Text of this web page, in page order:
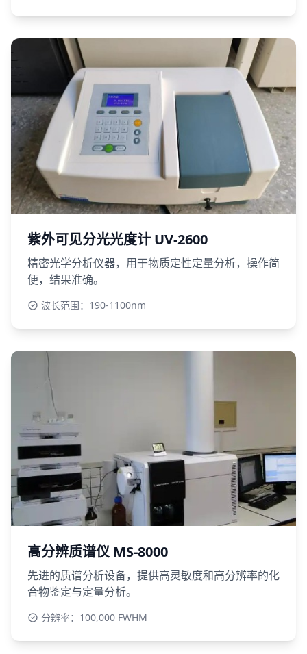
紫外可见分光光度计 UV-2600
精密光学分析仪器，用于物质定性定量分析，操作简
便，结果准确。
波长范围：190-1100nm
高分辨质谱仪 MS-8000
先进的质谱分析设备，提供高灵敏度和高分辨率的化
合物鉴定与定量分析。
分辨率：100,000 FWHM